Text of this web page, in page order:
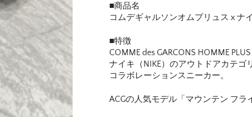
■商品名
コムデギャルソンオムプリュス x ナ
■特徴
COMME des GARCONS HOMME PLUS
ナイキ（NIKE）のアウトドアカテゴ
コラボレーションスニーカー。
ACGの人気モデル「マウンテン フラ